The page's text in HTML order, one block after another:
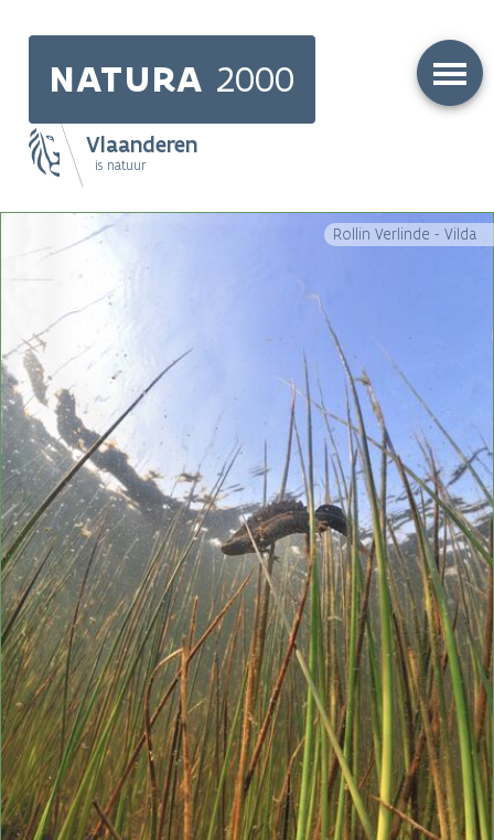
NATURA 2000
Vlaanderen
is natuur
Main
navigation
Rollin Verlinde - Vilda